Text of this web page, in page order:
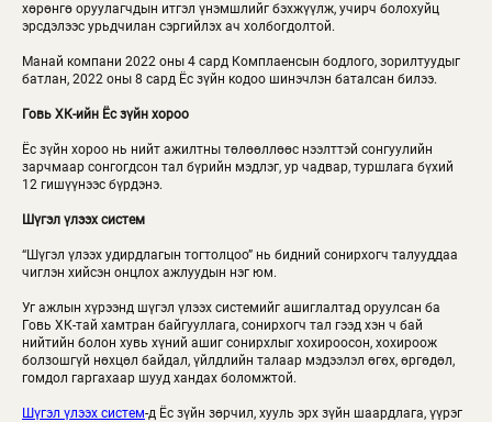
хөрөнгө оруулагчдын итгэл үнэмшлийг бэхжүүлж, учирч болохуйц
эрсдэлээс урьдчилан сэргийлэх ач холбогдолтой.
Манай компани 2022 оны 4 сард Комплаенсын бодлого, зорилтуудыг
батлан, 2022 оны 8 сард Ёс зүйн кодоо шинэчлэн баталсан билээ.
Говь ХК-ийн Ёс зүйн хороо
Ёс зүйн хороо нь нийт ажилтны төлөөллөөс нээлттэй сонгуулийн
зарчмаар сонгогдсон тал бүрийн мэдлэг, ур чадвар, туршлага бүхий
12 гишүүнээс бүрдэнэ.
Шүгэл үлээх систем
“Шүгэл үлээх удирдлагын тогтолцоо” нь бидний сонирхогч талууддаа
чиглэн хийсэн онцлох ажлуудын нэг юм.
Уг ажлын хүрээнд шүгэл үлээх системийг ашиглалтад оруулсан ба
Говь ХК-тай хамтран байгууллага, сонирхогч тал гээд хэн ч бай
нийтийн болон хувь хүний ашиг сонирхлыг хохироосон, хохироож
болзошгүй нөхцөл байдал, үйлдлийн талаар мэдээлэл өгөх, өргөдөл,
гомдол гаргахаар шууд хандах боломжтой.
Шүгэл үлээх систем-д Ёс зүйн зөрчил, хууль эрх зүйн шаардлага, үүрэг